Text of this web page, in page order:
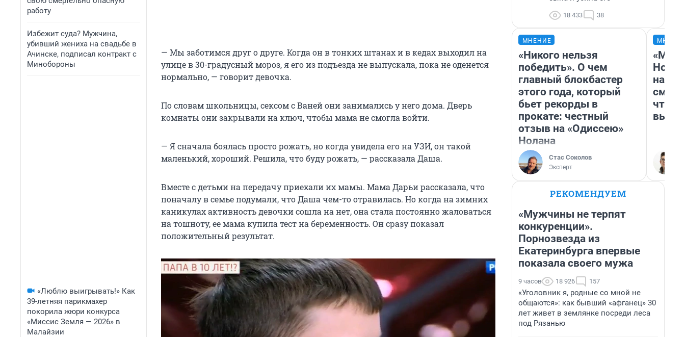
работу
Избежит суда? Мужчина,
убивший жениха на свадьбе в
Ачинске, подписал контракт с
Минобороны
«Люблю выигрывать!» Как
39-летняя парикмахер
покорила жюри конкурса
«Миссис Земля — 2026» в
Малайзии
— Мы заботимся друг о друге. Когда он в тонких штанах и в кедах выходил на
улице в 30-градусный мороз, я его из подъезда не выпускала, пока не оденется
нормально, — говорит девочка.
По словам школьницы, сексом с Ваней они занимались у него дома. Дверь
комнаты они закрывали на ключ, чтобы мама не смогла войти.
— Я сначала боялась просто рожать, но когда увидела его на УЗИ, он такой
маленький, хороший. Решила, что буду рожать, — рассказала Даша.
Вместе с детьми на передачу приехали их мамы. Мама Дарьи рассказала, что
поначалу в семье подумали, что Даша чем-то отравилась. Но когда на зимних
каникулах активность девочки сошла на нет, она стала постоянно жаловаться
на тошноту, ее мама купила тест на беременность. Он сразу показал
положительный результат.
18 433 38
МНЕНИЕ
«Никого нельзя
победить». О чем
главный блокбастер
этого года, который
бьет рекорды в
прокате: честный
отзыв на «Одиссею»
Нолана
Стас Соколов
Эксперт
«Мы
РЕКОМЕНДУЕМ
«Мужчины не терпят
конкуренции».
Порнозвезда из
Екатеринбурга впервые
показала своего мужа
9 часов 18 926 157
«Уголовник я, родные со мной не
общаются»: как бывший «афганец» 30
лет живет в землянке посреди леса
под Рязанью